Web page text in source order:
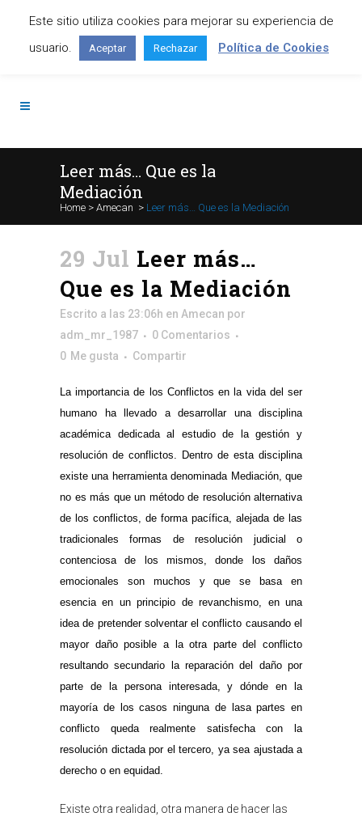
Contáctanos: +34 645 295 966
Leer más… Que es la
Mediación
Home > Amecan > Leer más… Que es la Mediación
29 Jul Leer más…
Que es la Mediación
Escrito a las 23:06h en Amecan por
adm_mr_1987
0 Comentarios
0 Me gusta Compartir
La importancia de los Conflictos en la vida del ser
humano ha llevado a desarrollar una disciplina
académica dedicada al estudio de la gestión y
resolución de conflictos. Dentro de esta disciplina
existe una herramienta denominada Mediación, que
no es más que un método de resolución alternativa
de los conflictos, de forma pacífica, alejada de las
tradicionales formas de resolución judicial o
contenciosa de los mismos, donde los daños
emocionales son muchos y que se basa en
esencia en un principio de revanchismo, en una
idea de pretender solventar el conflicto causando el
mayor daño posible a la otra parte del conflicto
resultando secundario la reparación del daño por
parte de la persona interesada, y dónde en la
mayoría de los casos ninguna de lasa partes en
conflicto queda realmente satisfecha con la
resolución dictada por el tercero, ya sea ajustada a
derecho o en equidad.
Existe otra realidad, otra manera de hacer las
Este sitio utiliza cookies para mejorar su experiencia de
usuario.
Aceptar Rechazar Política de Cookies